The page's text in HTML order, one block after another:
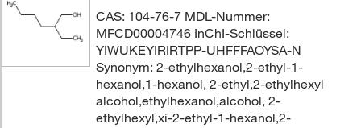
CAS: 104-76-7 MDL-Nummer:
MFCD00004746 InChI-Schlüssel:
YIWUKEYIRIRTPP-UHFFFAOYSA-N
Synonym: 2-ethylhexanol,2-ethyl-1-
hexanol,1-hexanol, 2-ethyl,2-ethylhexyl
alcohol,ethylhexanol,alcohol, 2-
ethylhexyl,xi-2-ethyl-1-hexanol,2-